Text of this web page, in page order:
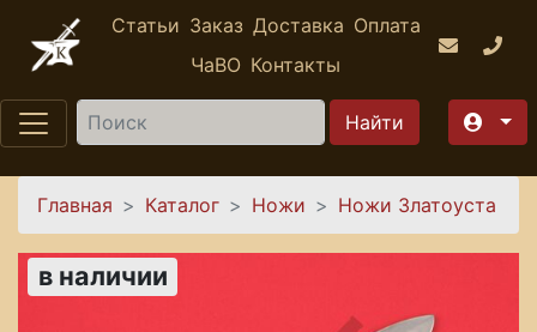
Перейти к основному содержанию
Статьи Заказ Доставка Оплата
ЧаВО Контакты
Найти
Вы здесь
Главная Каталог Ножи Ножи Златоуста
в наличии